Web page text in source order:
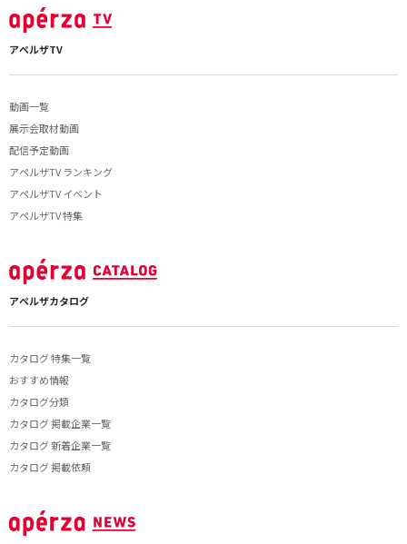
アペルザTV
動画一覧
展示会取材動画
配信予定動画
アペルザTV ランキング
アペルザTV イベント
アペルザTV 特集
アペルザカタログ
カタログ 特集一覧
おすすめ情報
カタログ分類
カタログ 掲載企業一覧
カタログ 新着企業一覧
カタログ 掲載依頼